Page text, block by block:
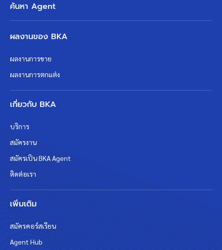
ค้นหา Agent
ผลงานของ BKA
ผลงานการขาย
ผลงานการตกแต่ง
เกี่ยวกับ BKA
บริการ
สมัครงาน
สมัครเป็น BKA Agent
ติดต่อเรา
เพิ่มเติม
สมัครคอร์สเรียน
Agent Hub